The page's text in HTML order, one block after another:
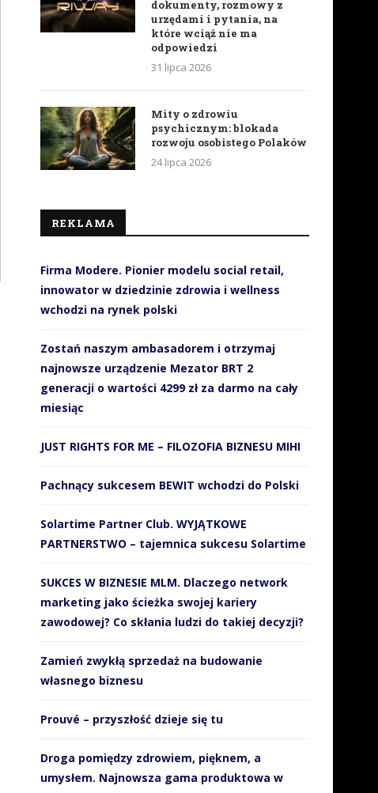
dokumenty, rozmowy z
urzędami i pytania, na
które wciąż nie ma
odpowiedzi
31 lipca 2026
Mity o zdrowiu
psychicznym: blokada
rozwoju osobistego Polaków
24 lipca 2026
REKLAMA
Firma Modere. Pionier modelu social retail,
innowator w dziedzinie zdrowia i wellness
wchodzi na rynek polski
Zostań naszym ambasadorem i otrzymaj
najnowsze urządzenie Mezator BRT 2
generacji o wartości 4299 zł za darmo na cały
miesiąc
JUST RIGHTS FOR ME – FILOZOFIA BIZNESU MIHI
Pachnący sukcesem BEWIT wchodzi do Polski
Solartime Partner Club. WYJĄTKOWE
PARTNERSTWO – tajemnica sukcesu Solartime
SUKCES W BIZNESIE MLM. Dlaczego network
marketing jako ścieżka swojej kariery
zawodowej? Co skłania ludzi do takiej decyzji?
Zamień zwykłą sprzedaż na budowanie
własnego biznesu
Prouvé – przyszłość dzieje się tu
Droga pomiędzy zdrowiem, pięknem, a
umysłem. Najnowsza gama produktowa w